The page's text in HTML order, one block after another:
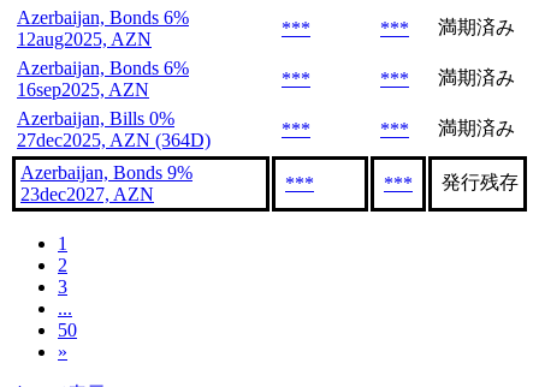
Azerbaijan, Bonds 6%
12aug2025, AZN
*** ***
満期済み
Azerbaijan, Bonds 6%
16sep2025, AZN
*** ***
満期済み
Azerbaijan, Bills 0%
27dec2025, AZN (364D)
*** *** 満期済み
Azerbaijan, Bonds 9%
23dec2027, AZN
*** *** 発行残存
1
2
3
...
50
»